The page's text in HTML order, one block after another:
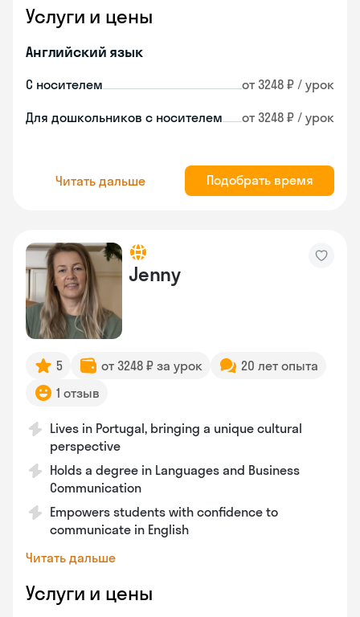
Услуги и цены
Английский язык
С носителем от 3248 ₽ / урок
Для дошкольников с носителем от 3248 ₽ / урок
Читать дальше Подобрать время
Jenny
5 от 3248 ₽ за урок
20 лет опыта
1 отзыв
Lives in Portugal, bringing a unique cultural
perspective
Holds a degree in Languages and Business
Communication
Empowers students with confidence to
communicate in English
Читать дальше
Услуги и цены